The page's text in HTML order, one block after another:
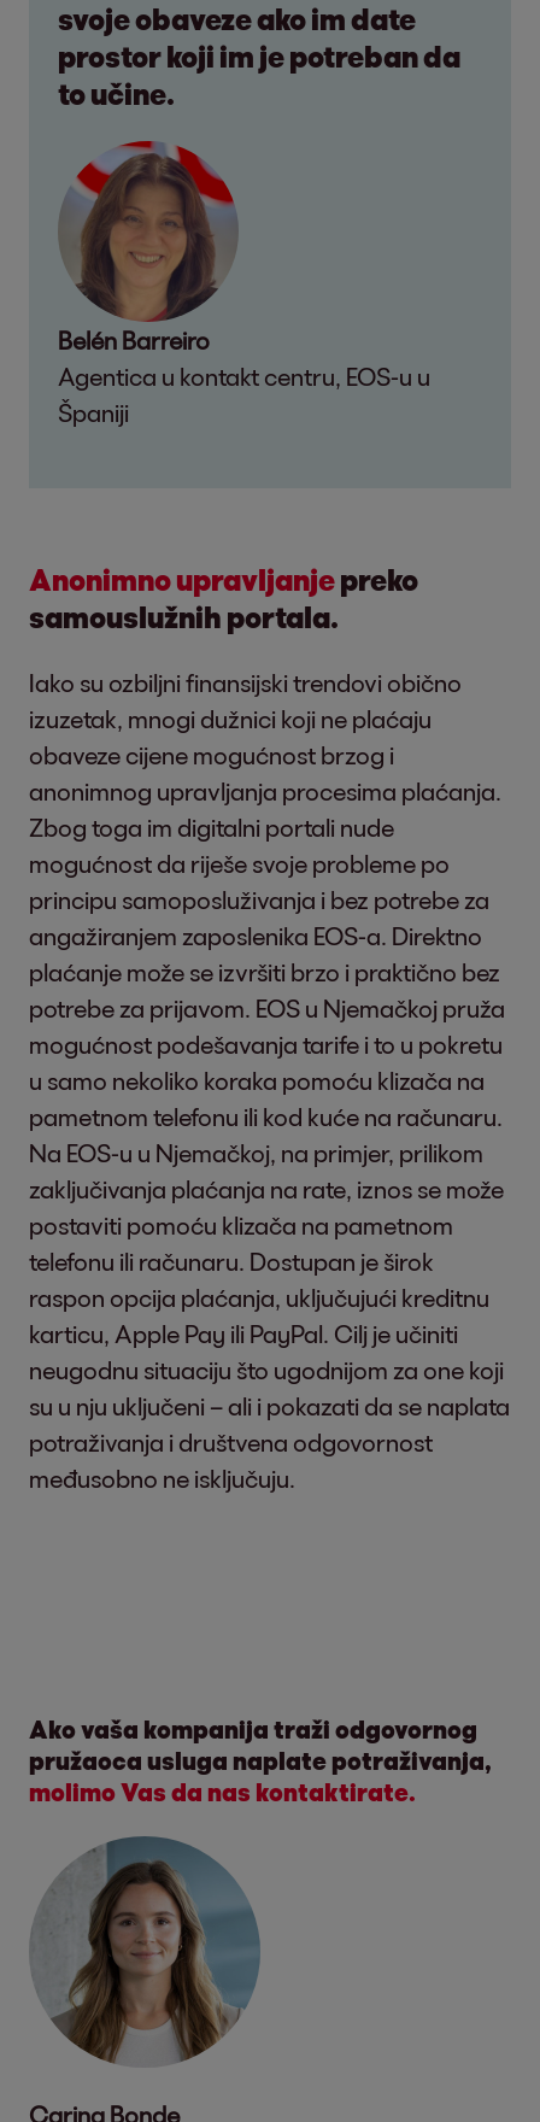
svoje obaveze ako im date
prostor koji im je potreban da
to učine.
Belén Barreiro
Agentica u kontakt centru, EOS-u u
Španiji
Anonimno upravljanjepreko
samouslužnih portala.
Iako su ozbiljni finansijski trendovi obično
izuzetak, mnogi dužnici koji ne plaćaju
obaveze cijene mogućnost brzog i
anonimnog upravljanja procesima plaćanja.
Zbog toga im digitalni portali nude
mogućnost da riješe svoje probleme po
principu samoposluživanja i bez potrebe za
angažiranjem zaposlenika EOS-a. Direktno
plaćanje može se izvršiti brzo i praktično bez
potrebe za prijavom. EOS u Njemačkoj pruža
mogućnost podešavanja tarife i to u pokretu
u samo nekoliko koraka pomoću klizača na
pametnom telefonu ili kod kuće na računaru.
Na EOS-u u Njemačkoj, na primjer, prilikom
zaključivanja plaćanja na rate, iznos se može
postaviti pomoću klizača na pametnom
telefonu ili računaru. Dostupan je širok
raspon opcija plaćanja, uključujući kreditnu
karticu, Apple Pay ili PayPal. Cilj je učiniti
neugodnu situaciju što ugodnijom za one koji
su u nju uključeni – ali i pokazati da se naplata
potraživanja i društvena odgovornost
međusobno ne isključuju.
Ako vaša kompanija traži odgovornog
pružaoca usluga naplate potraživanja,
molimo Vas da nas kontaktirate.
Carina Bonde